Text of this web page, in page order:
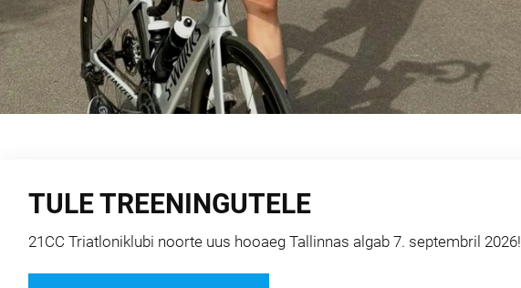
TULE TREENINGUTELE
21CC Triatloniklubi noorte uus hooaeg Tallinnas algab 7. septembril 2026!